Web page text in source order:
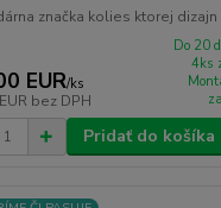
značka kolies ktorej dizajn
EUR/ks
bez DPH
Do 20
4ks
Pridať do košíka